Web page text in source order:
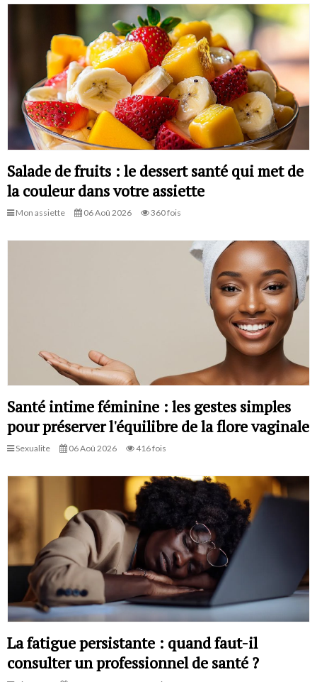
Salade de fruits : le dessert santé qui met de
la couleur dans votre assiette
Mon assiette 06 Aoû 2026 360 fois
Santé intime féminine : les gestes simples
pour préserver l'équilibre de la flore vaginale
Sexualite 06 Aoû 2026 416 fois
La fatigue persistante : quand faut-il
consulter un professionnel de santé ?